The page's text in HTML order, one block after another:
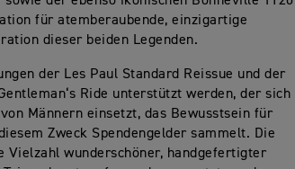
für atemberaubende, einzigartige
dieser beiden Legenden.
der Les Paul Standard Reissue und der
Ride unterstützt werden, der sich
Männern einsetzt, das Bewusstsein für
Zweck Spendengelder sammelt. Die
Vielzahl wunderschöner, handgefertigter